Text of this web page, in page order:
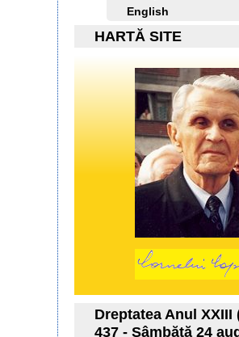
English
HARTĂ SITE
Dreptatea Anul XXIII
437 - Sâmbătă 24